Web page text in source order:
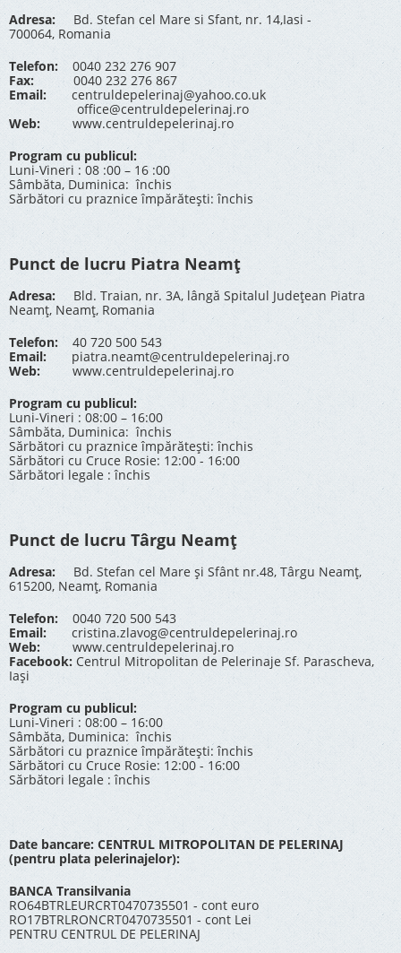
Adresa: Bd. Stefan cel Mare si Sfant, nr. 14,Iasi -
700064, Romania
Telefon: 0040 232 276 907
Fax: 0040 232 276 867
Email:
centruldepelerinaj@yahoo.co.uk
office@centruldepelerinaj.ro
Web:
www.centruldepelerinaj.ro
Program cu publicul:
Luni-Vineri : 08 :00 – 16 :00
Sâmbăta, Duminica: închis
Sărbători cu praznice împărătești: închis
Punct de lucru Piatra Neamț
Adresa: Bld. Traian, nr. 3A, lângă Spitalul Județean Piatra
Neamț, Neamț, Romania
Telefon:40 720 500 543
Email:
piatra.neamt@centruldepelerinaj.ro
Web:
www.centruldepelerinaj.ro
Program cu publicul:
Luni-Vineri : 08:00 – 16:00
Sâmbăta, Duminica: închis
Sărbători cu praznice împărătești: închis
Sărbători cu Cruce Rosie: 12:00 - 16:00
Sărbători legale : închis
Punct de lucru Târgu Neamț
Adresa: Bd. Stefan cel Mare și Sfânt nr.48, Târgu Neamț,
615200, Neamț, Romania
Telefon: 0040 720 500 543
Email:
cristina.zlavog@centruldepelerinaj.ro
Web:
www.centruldepelerinaj.ro
Facebook: Centrul Mitropolitan de Pelerinaje Sf. Parascheva,
Iași
Program cu publicul:
Luni-Vineri : 08:00 – 16:00
Sâmbăta, Duminica: închis
Sărbători cu praznice împărătești: închis
Sărbători cu Cruce Rosie: 12:00 - 16:00
Sărbători legale : închis
Date bancare: CENTRUL MITROPOLITAN DE PELERINAJ
(pentru plata pelerinajelor):
BANCA Transilvania
RO64BTRLEURCRT0470735501 - cont euro
RO17BTRLRONCRT0470735501 - cont Lei
PENTRU CENTRUL DE PELERINAJ